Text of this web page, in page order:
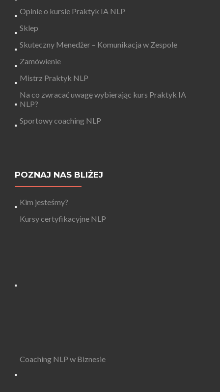
Opinie o kursie Praktyk IA NLP
Sklep
Skuteczny Menedżer – Komunikacja w Zespole
Zamówienie
Mistrz Praktyk NLP
Na co zwracać uwagę wybierając kurs Praktyk IA
NLP?
Sportowy coaching NLP
POZNAJ NAS BLIŻEJ
Kim jesteśmy?
Kursy certyfikacyjne NLP
Coaching NLP w Biznesie